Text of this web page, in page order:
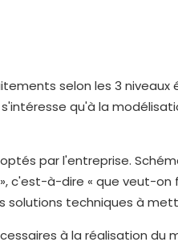
selon les 3 niveaux
qu'à la
par l'entreprise.
c'est-à-dire « que veut-on
solutions techniques à
à la réalisation du